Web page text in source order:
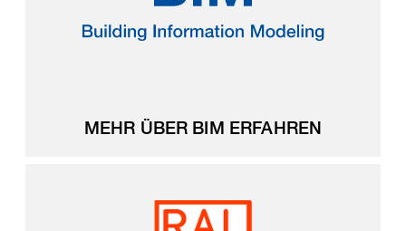
MEHR ÜBER BIM ERFAHREN